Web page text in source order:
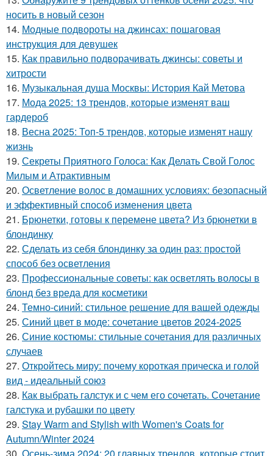
носить в новый сезон
14. Модные подвороты на джинсах: пошаговая
инструкция для девушек
15. Как правильно подворачивать джинсы: советы и
хитрости
16. Музыкальная душа Москвы: История Кай Метова
17. Мода 2025: 13 трендов, которые изменят ваш
гардероб
18. Весна 2025: Топ-5 трендов, которые изменят нашу
жизнь
19. Секреты Приятного Голоса: Как Делать Свой Голос
Милым и Атрактивным
20. Осветление волос в домашних условиях: безопасный
и эффективный способ изменения цвета
21. Брюнетки, готовы к перемене цвета? Из брюнетки в
блондинку
22. Сделать из себя блондинку за один раз: простой
способ без осветления
23. Профессиональные советы: как осветлять волосы в
блонд без вреда для косметики
24. Темно-синий: стильное решение для вашей одежды
25. Синий цвет в моде: сочетание цветов 2024-2025
26. Синие костюмы: стильные сочетания для различных
случаев
27. Откройтесь миру: почему короткая прическа и голой
вид - идеальный союз
28. Как выбрать галстук и с чем его сочетать. Сочетание
галстука и рубашки по цвету
29. Stay Warm and Stylish with Women's Coats for
Autumn/Winter 2024
30. Осень-зима 2024: 20 главных трендов, которые стоит